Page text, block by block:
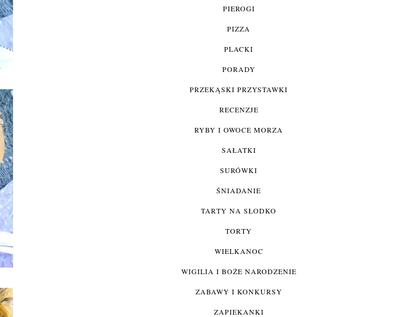
PIEROGI
PIZZA
PLACKI
PORADY
PRZEKĄSKI PRZYSTAWKI
RECENZJE
RYBY I OWOCE MORZA
SAŁATKI
SURÓWKI
ŚNIADANIE
TARTY NA SŁODKO
TORTY
WIELKANOC
WIGILIA I BOŻE NARODZENIE
ZABAWY I KONKURSY
ZAPIEKANKI